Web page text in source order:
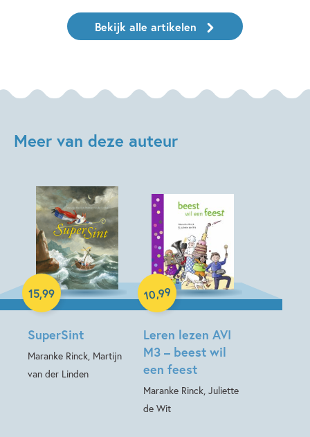
Bekijk alle artikelen
Meer van deze auteur
SuperSint
Maranke Rinck, Martijn
van der Linden
15,99
Hardcover
Leren lezen AVI
M3 – beest wil
een feest
Maranke Rinck, Juliette
de Wit
10,99
Hardcover